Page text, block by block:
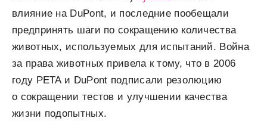
влияние на DuPont, и последние пообещали
предпринять шаги по сокращению количества
животных, используемых для испытаний. Война
за права животных привела к тому, что в 2006
году PETA и DuPont подписали резолюцию
о сокращении тестов и улучшении качества
жизни подопытных.